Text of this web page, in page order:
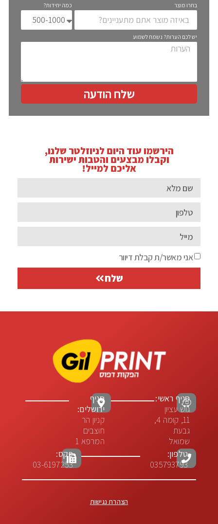
בחרו מוצר כמה יחידות?
יש לכם הערות? נשמח לשמוע
שלח הודעה
הירשמו עוד היום לניוזלטר שלנו,
וקבלו מבצעים והטבות ישירות
אליכם למייל!
אני מאשר/ת קבלת דיוור
שלח
סניף ראשי:
גוש עציון
11, קומה 4,
גבעת
שמואל
סניף
ירושלים:
קניון הר
חוצבים
המרפא 1
טלפון:
035793793
פקס:
03-6197253
הצהרת נגישות